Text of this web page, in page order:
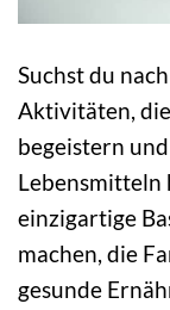
Suchst du
Aktivitäten,
begeistern
Lebensmitteln
einzigartige
machen, die
gesunde